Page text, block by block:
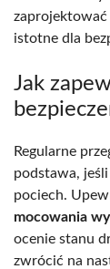
zaprojektować
istotne dla
Jak
Regularne
podstawa,
pociech.
mocowania
ocenie stanu
zwrócić na